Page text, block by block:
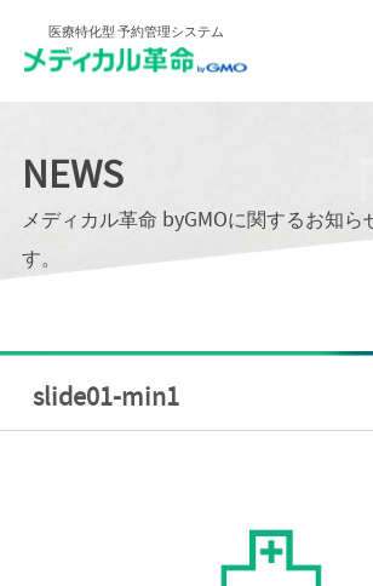
医療特化型 予約管理システム
NEWS
メディカル革命 byGMOに関するお知ら
す。
slide01-min1